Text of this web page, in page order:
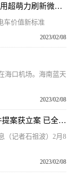
世界新消息丨从将就到讲究，熊猫mini要用超萌力刷新微型电车价值新标准
车价值新标准
2023/02/08
海口机场。海南蓝天
2023/02/08
环球观点：市县两会丨琼中政协去年80件提案获立案 已全部办复
（记者石祖波）2月8
2023/02/08